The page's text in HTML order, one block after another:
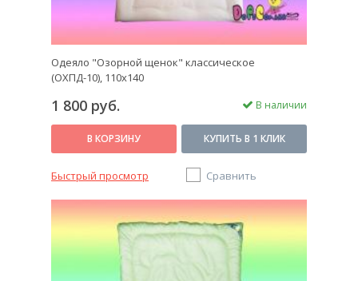
Одеяло "Озорной щенок" классическое
(ОХПД-10), 110x140
1 800 руб. В наличии
В КОРЗИНУ КУПИТЬ В 1 КЛИК
Быстрый просмотр Сравнить